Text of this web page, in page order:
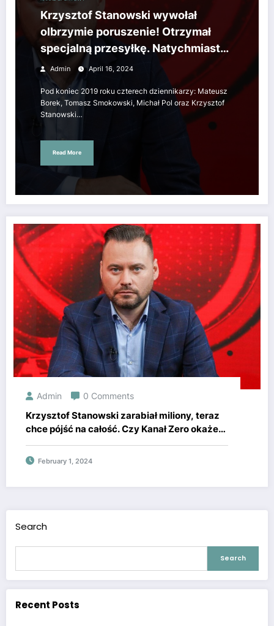
Krzysztof Stanowski wywołał
olbrzymie poruszenie! Otrzymał
specjalną przesyłkę. Natychmiast
ujawnił zawartość.
Admin April 16, 2024
Pod koniec 2019 roku czterech dziennikarzy: Mateusz
Borek, Tomasz Smokowski, Michał Pol oraz Krzysztof
Stanowski…
Read More
Admin 0 Comments
Krzysztof Stanowski zarabiał miliony, teraz
chce pójść na całość. Czy Kanał Zero okaże
się strzałem w dziesiątkę?
February 1, 2024
Search
Search
Recent Posts